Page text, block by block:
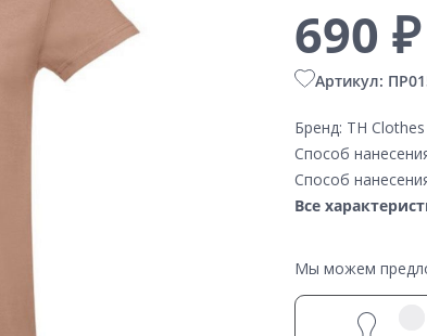
690 ₽
Артикул:
Бренд: TH Clothes
Способ
Способ
Все
Мы можем